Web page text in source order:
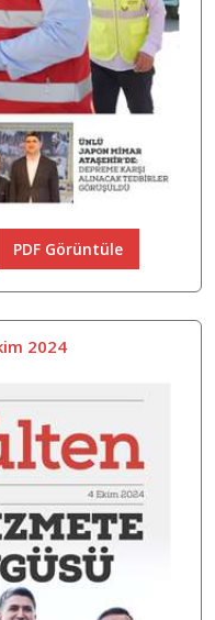
PDF Görüntüle
2024